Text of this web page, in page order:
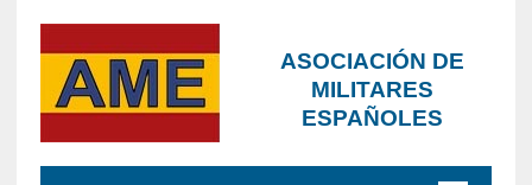
ASOCIACIÓN DE
MILITARES
ESPAÑOLES